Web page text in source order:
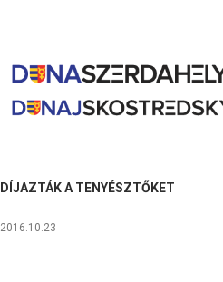
DÍJAZTÁK A TENYÉSZTŐKET
2016.10.23